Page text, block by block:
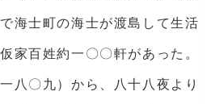
海士町の海士が渡島して生活
家百姓約一〇〇軒があった。
八〇九）から、八十八夜より